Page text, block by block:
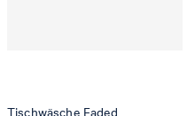
Tischwäsche Faded